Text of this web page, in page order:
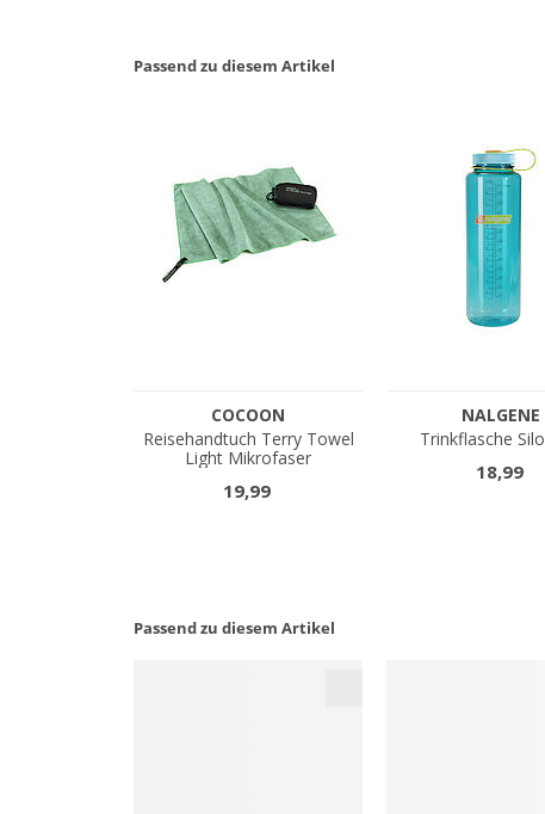
Passend zu diesem Artikel
Passend zu diesem Artikel